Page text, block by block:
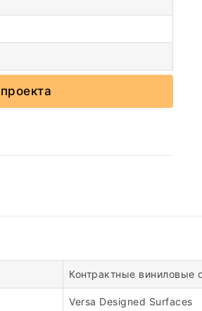
Контрактные виниловые
Versa Designed Surfaces